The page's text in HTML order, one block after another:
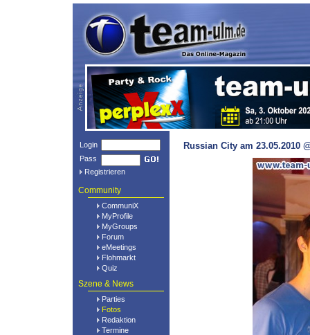
Login
Pass
Registrieren
Community
CommuniX
MyProfile
MyGroups
Forum
eMeetings
Flohmarkt
Quiz
Szene & News
Parties
Fotos
Redaktion
Termine
Russian City am 23.05.2010